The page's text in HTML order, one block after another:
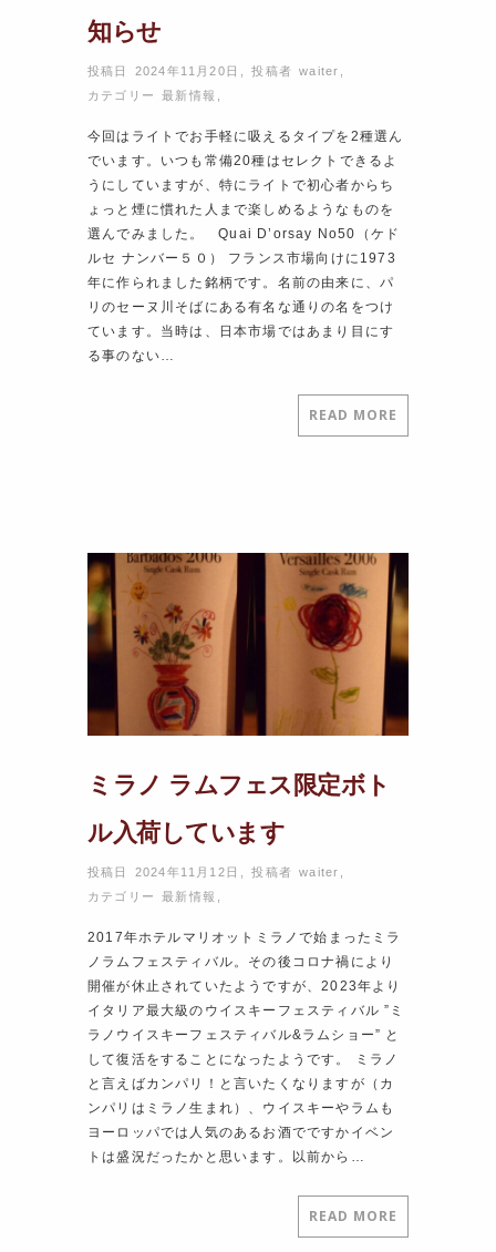
知らせ
投稿日 2024年11月20日 ,投稿者waiter
カテゴリー最新情報
今回はライトでお手軽に吸えるタイプを2種選ん
でいます。いつも常備20種はセレクトできるよ
うにしていますが、特にライトで初心者からち
ょっと煙に慣れた人まで楽しめるようなものを
選んでみました。 Quai D’orsay No50（ケド
ルセ ナンバー５０） フランス市場向けに1973
年に作られました銘柄です。名前の由来に、パ
リのセーヌ川そばにある有名な通りの名をつけ
ています。当時は、日本市場ではあまり目にす
る事のない…
READ MORE
ミラノ ラムフェス限定ボト
ル入荷しています
投稿日 2024年11月12日 ,投稿者waiter
カテゴリー最新情報
2017年ホテルマリオットミラノで始まったミラ
ノラムフェスティバル。その後コロナ禍により
開催が休止されていたようですが、2023年より
イタリア最大級のウイスキーフェスティバル ”ミ
ラノウイスキーフェスティバル&ラムショー” と
して復活をすることになったようです。 ミラノ
と言えばカンパリ！と言いたくなりますが（カ
ンパリはミラノ生まれ）、ウイスキーやラムも
ヨーロッパでは人気のあるお酒でですかイベン
トは盛況だったかと思います。以前から…
READ MORE